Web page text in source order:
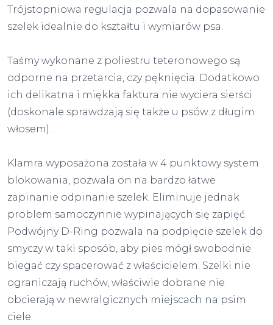
Trójstopniowa regulacja pozwala na dopasowanie
szelek idealnie do kształtu i wymiarów psa.
Taśmy wykonane z poliestru teteronowego są
odporne na przetarcia, czy pęknięcia. Dodatkowo
ich delikatna i miękka faktura nie wyciera sierści
(doskonale sprawdzają się także u psów z długim
włosem).
Klamra wyposażona została w 4 punktowy system
blokowania, pozwala on na bardzo łatwe
zapinanie odpinanie szelek. Eliminuje jednak
problem samoczynnie wypinających się zapięć.
Podwójny D-Ring pozwala na podpięcie szelek do
smyczy w taki sposób, aby pies mógł swobodnie
biegać czy spacerować z właścicielem. Szelki nie
ograniczają ruchów, właściwie dobrane nie
obcierają w newralgicznych miejscach na psim
ciele.